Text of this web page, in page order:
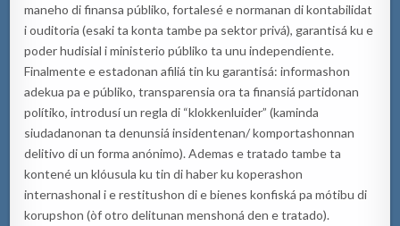
maneho di finansa públiko, fortalesé e normanan di kontabilidat
i ouditoria (esaki ta konta tambe pa sektor privá), garantisá ku e
poder hudisial i ministerio públiko ta unu independiente.
Finalmente e estadonan afiliá tin ku garantisá: informashon
adekua pa e públiko, transparensia ora ta finansiá partidonan
polítiko, introdusí un regla di “klokkenluider” (kaminda
siudadanonan ta denunsiá insidentenan/ komportashonnan
delitivo di un forma anónimo). Ademas e tratado tambe ta
kontené un klóusula ku tin di haber ku koperashon
internashonal i e restitushon di e bienes konfiská pa mótibu di
korupshon (òf otro delitunan menshoná den e tratado).